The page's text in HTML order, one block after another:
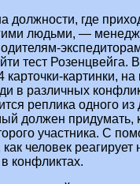
должности, где
людьми, —
тест Розенцвейга.
карточки-картинки, на
в различных
реплика одного
должен придумать,
участника. С
человек реагирует
конфликтах.